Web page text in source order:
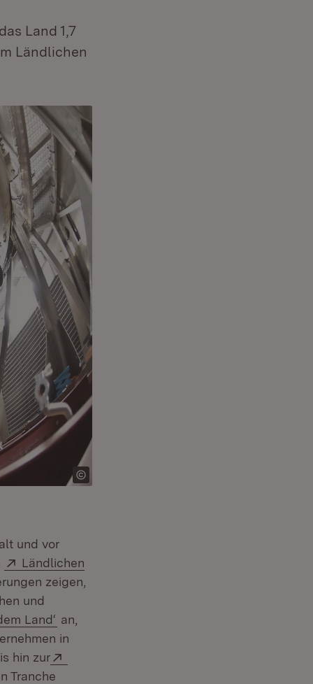
Land 1,7
Ländlichen
und vor
Extern:
Ländlichen
zeigen,
und
Land‘ (Öffnet in neuem Fenster)
an,
in
hin zur
Tranche